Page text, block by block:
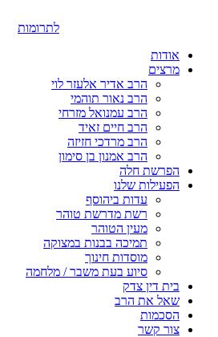
לתרומות
אודות
מרצים
הרב אדיר אלעזר לוי
הרב נאור תוהמי
הרב עמנואל מזרחי
הרב חיים זאיד
הרב מרדכי חזיזה
הרב אמנון בן סימון
הפרשת חלה
הפעילות שלנו
עדות ביהוסף
רשת מדרשת טוהר
מעין הטוהר
תמיכה בבנות במצוקה
מוסדות חינוך
סיוע בעת משבר / מלחמה
בית דין צדק
שאל את הרב
הסכמות
צור קשר